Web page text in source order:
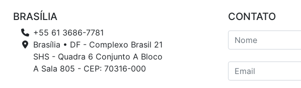
BRASÍLIA
+55 61 3686-7781
Brasília • DF - Complexo Brasil 21
SHS - Quadra 6 Conjunto A Bloco
A Sala 805 - CEP: 70316-000
CONTATO